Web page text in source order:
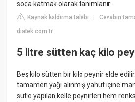
soda katmak olarak tanımlanır.
Kaynak kaldırma talebi |Cevabın
diatek.com.tr
5 litre sütten kaç kilo
Beş kilo sütten bir kilo peynir elde
tamamen yağı alınmış yahut içine
sütle yapılan kelle peynirleri hem